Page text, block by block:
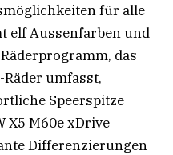
für alle
elf Aussenfarben und
das
umfasst,
Speerspitze
X5 M60e xDrive
Differenzierungen